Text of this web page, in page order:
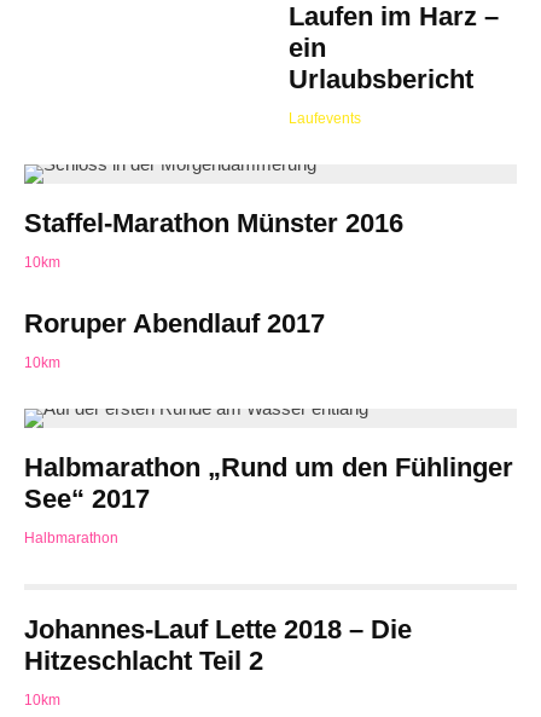
Laufen im Harz –
ein
Urlaubsbericht
Laufevents
Staffel-Marathon Münster 2016
10km
Roruper Abendlauf 2017
10km
Halbmarathon „Rund um den Fühlinger
See“ 2017
Halbmarathon
Johannes-Lauf Lette 2018 – Die
Hitzeschlacht Teil 2
10km